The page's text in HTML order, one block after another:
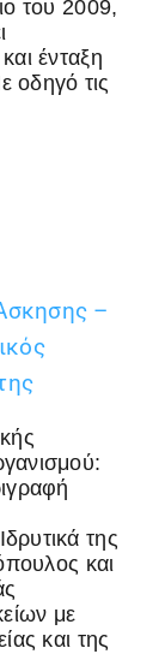
του 2009,
ένταξη
τις
–
της
και
με
και της